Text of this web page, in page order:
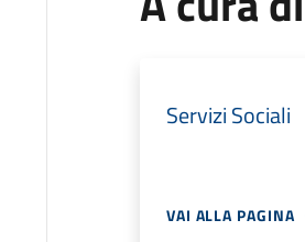
Servizi Sociali
VAI ALLA PAGINA